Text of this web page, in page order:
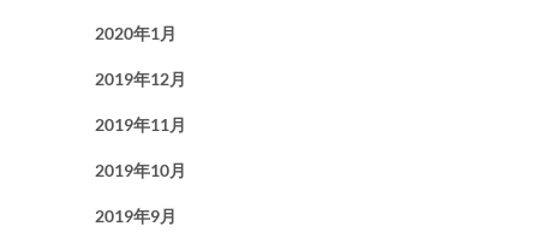
2020年1月
2019年12月
2019年11月
2019年10月
2019年9月